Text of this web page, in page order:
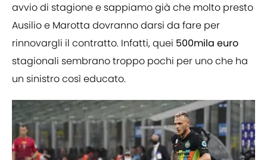
avvio di stagione e sappiamo già che molto presto
Ausilio e Marotta dovranno darsi da fare per
rinnovargli il contratto. Infatti, quei 500mila euro
stagionali sembrano troppo pochi per uno che ha
un sinistro così educato.